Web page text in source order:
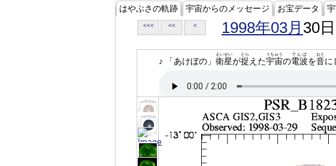
はやぶさの軌跡 宇宙からのメッセージ お宝データ
<<< << < 1998年03月 30日
♪ 「あけぼの」 衛星
えいせい
が捉
とら
えた宇宙
うちゅう
の電波
でんぱ
を音
おと
に